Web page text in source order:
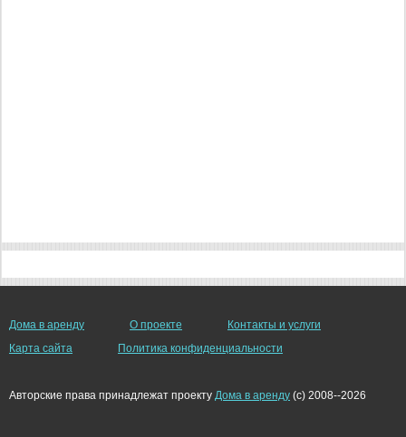
Дома в аренду О проекте
Контакты и услуги
Карта сайта
Политика конфиденциальности
Авторские права принадлежат проекту Дома в аренду (c) 2008--2026